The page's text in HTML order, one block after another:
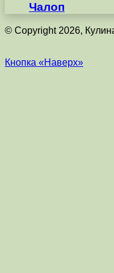
Чалоп
© Copyright 2026,
Кнопка «Наверх»